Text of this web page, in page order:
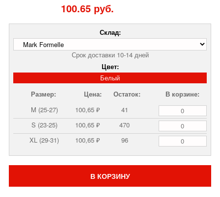
100.65 руб.
Склад:
Срок доставки 10-14 дней
Цвет:
Белый
Размер:
Цена: Остаток:
В корзине:
M (25-27)
100,65 ₽
41
S (23-25)
100,65 ₽
470
XL (29-31)
100,65 ₽ 96
В КОРЗИНУ